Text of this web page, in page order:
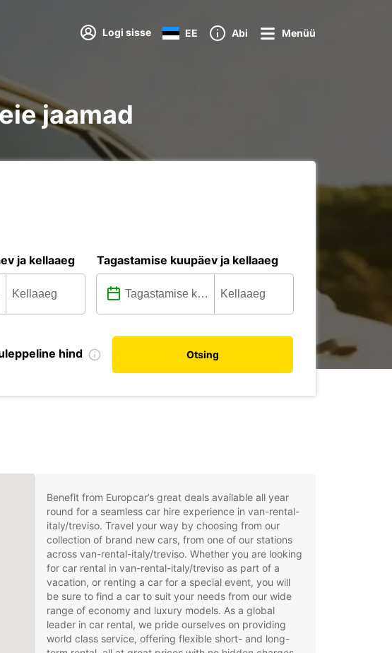
Logi sisse EE Abi Menüü
jaamad
ja kellaaeg Tagastamise kuupäev ja kellaaeg
hind Otsing
Benefit from Europcar’s great deals available all year
round for a seamless car hire experience in van-rental-
italy/treviso. Travel your way by choosing from our
collection of brand new cars, from one of our stations
across van-rental-italy/treviso. Whether you are looking
for car rental in van-rental-italy/treviso as part of a
vacation, or renting a car for a special event, you will
be sure to find a car to suit your needs from our wide
range of economy and luxury models. As a global
leader in car rental, we pride ourselves on providing
world class service, offering flexible short- and long-